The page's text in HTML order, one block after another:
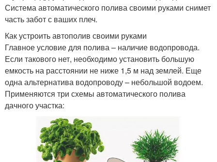
Система автоматического полива своими руками снимет
часть забот с ваших плеч.
Как устроить автополив своими руками
Главное условие для полива – наличие водопровода.
Если такового нет, необходимо установить большую
емкость на расстоянии не ниже 1,5 м над землей. Еще
одна альтернатива водопроводу – небольшой водоем.
Применяются три схемы автоматического полива
дачного участка: